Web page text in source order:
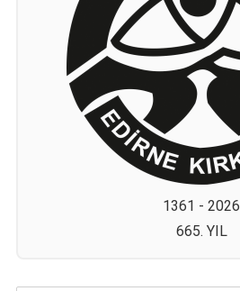
1361 - 2026
665. YIL